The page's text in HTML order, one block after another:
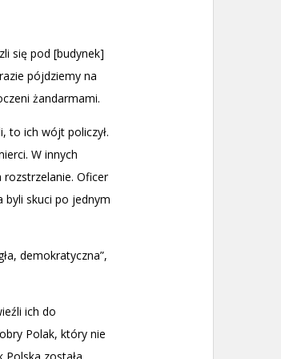
się pod [budynek]
pójdziemy na
żandarmami.
to ich wójt policzył.
W innych
rozstrzelanie. Oficer
byli skuci po jednym
demokratyczna”,
ich do
Polak, który nie